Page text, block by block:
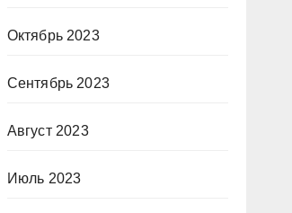
Октябрь 2023
Сентябрь 2023
Август 2023
Июль 2023